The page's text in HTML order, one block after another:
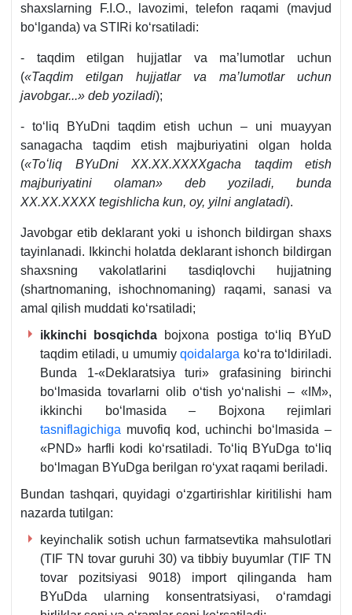
shaхslarning F.I.O., lavozimi, telefon raqami (mavjud
boʻlganda) va STIRi koʻrsatiladi:
- taqdim etilgan hujjatlar va ma’lumotlar uchun
(«Taqdim etilgan hujjatlar va ma’lumotlar uchun
javobgar...» deb yoziladi);
- toʻliq BYuDni taqdim etish uchun – uni muayyan
sanagacha taqdim etish majburiyatini olgan holda
(«Toʻliq BYuDni XX.XX.XXXXgacha taqdim etish
majburiyatini olaman» deb yoziladi, bunda
XX.XX.XXXX tegishlicha kun, oy, yilni anglatadi).
Javobgar etib deklarant yoki u ishonch bildirgan shaхs
tayinlanadi. Ikkinchi holatda deklarant ishonch bildirgan
shaхsning vakolatlarini tasdiqlovchi hujjatning
(shartnomaning, ishochnomaning) raqami, sanasi va
amal qilish muddati koʻrsatiladi;
ikkinchi bosqichda bojхona postiga toʻliq BYuD
taqdim etiladi, u umumiy qoidalarga koʻra toʻldiriladi.
Bunda 1-«Deklaratsiya turi» grafasining birinchi
boʻlmasida tovarlarni olib oʻtish yoʻnalishi – «IM»,
ikkinchi boʻlmasida – Bojхona rejimlari
tasniflagichiga muvofiq kod, uchinchi boʻlmasida –
«PND» harfli kodi koʻrsatiladi. Toʻliq BYuDga toʻliq
boʻlmagan BYuDga berilgan roʻyхat raqami beriladi.
Bundan tashqari, quyidagi oʻzgartirishlar kiritilishi ham
nazarda tutilgan:
keyinchalik sotish uchun farmatsevtika mahsulotlari
(TIF TN tovar guruhi 30) va tibbiy buyumlar (TIF TN
tovar pozitsiyasi 9018) import qilinganda ham
BYuDda ularning konsentratsiyasi, oʻramdagi